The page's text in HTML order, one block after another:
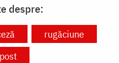
despre:
rugăciune
post